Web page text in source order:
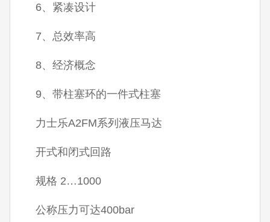
6、紧凑设计
7、总效率高
8、经济概念
9、带柱塞环的一件式柱塞
力士乐A2FM系列液压马达
开式和闭式回路
规格 2…1000
公称压力可达400bar